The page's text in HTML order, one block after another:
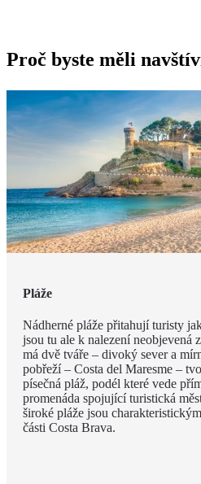
Proč byste měli
Pláže
Nádherné pláže přitahují turisty
jsou tu ale k nalezení neobjevená
má dvě tváře – divoký sever a
pobřeží – Costa del Maresme –
písečná pláž, podél které vede
promenáda spojující turistická
široké pláže jsou
části Costa Brava.